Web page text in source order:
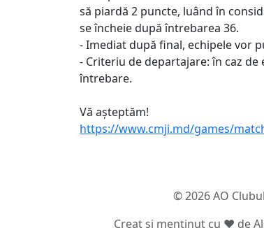
să piardă 2 puncte, luând în
se încheie după întrebarea 36.
- Imediat după final, echipele vor
- Criteriu de departajare: în caz
întrebare.
Vă așteptăm!
https://www.cmji.md/games/
© 2026 AO
Creat și menținut cu ❤ de